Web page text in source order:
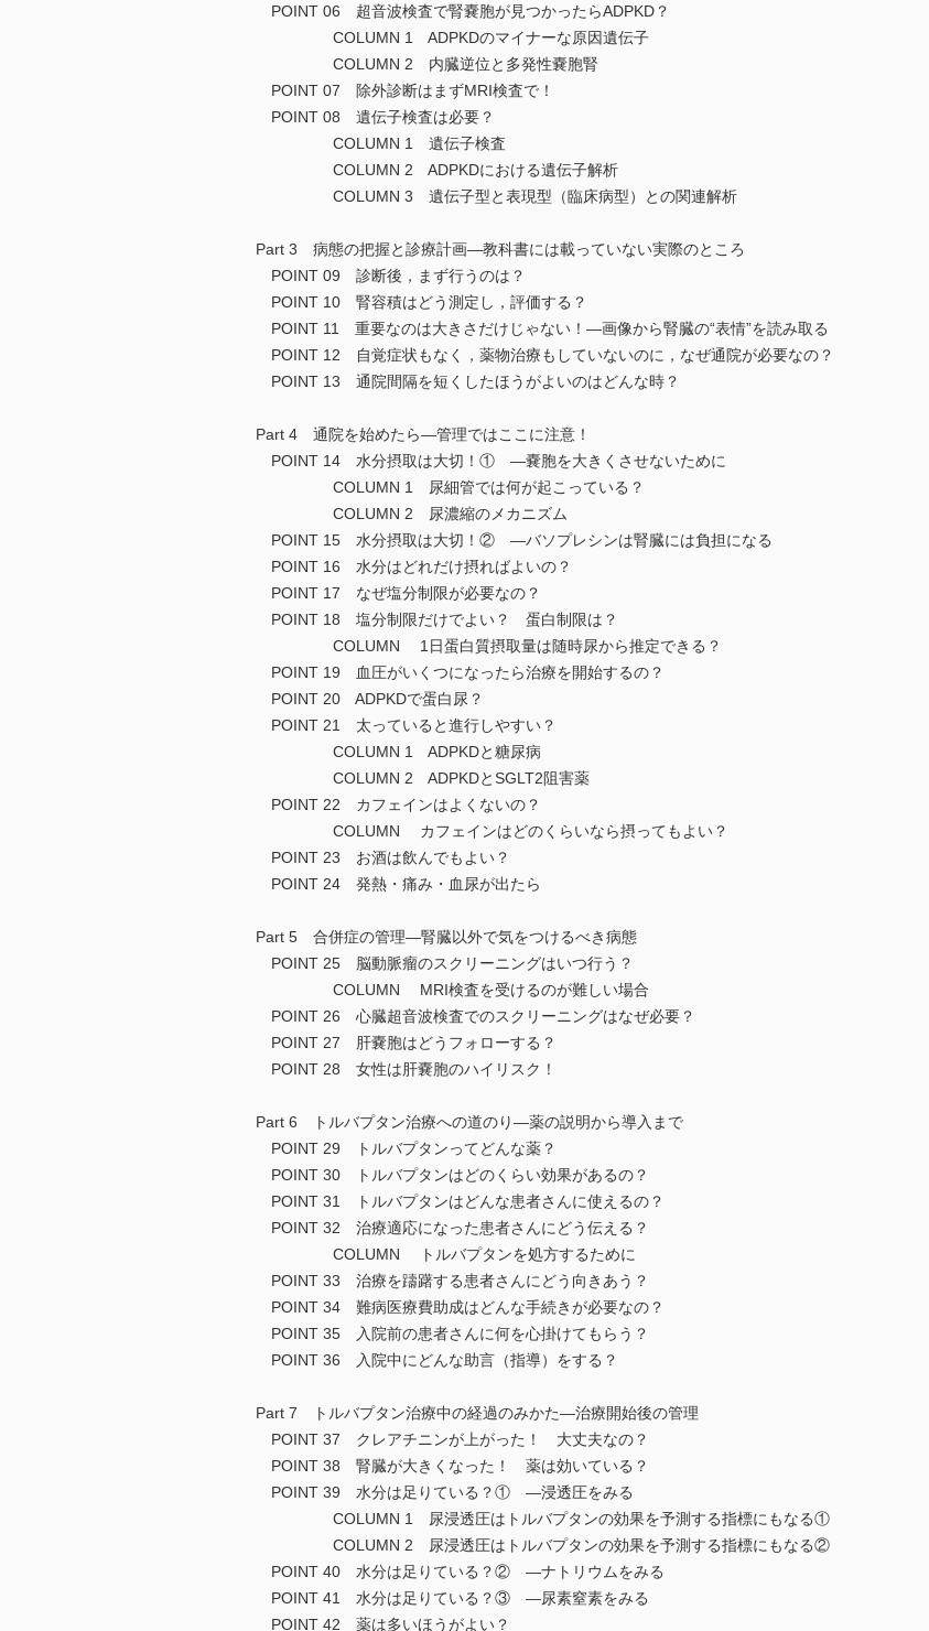
POINT 06 超音波検査で腎嚢胞が見つかったらADPKD？
COLUMN 1 ADPKDのマイナーな原因遺伝子
COLUMN 2 内臓逆位と多発性嚢胞腎
POINT 07 除外診断はまずMRI検査で！
POINT 08 遺伝子検査は必要？
COLUMN 1 遺伝子検査
COLUMN 2 ADPKDにおける遺伝子解析
COLUMN 3 遺伝子型と表現型（臨床病型）との関連解析
Part 3 病態の把握と診療計画―教科書には載っていない実際のところ
POINT 09 診断後，まず行うのは？
POINT 10 腎容積はどう測定し，評価する？
POINT 11 重要なのは大きさだけじゃない！―画像から腎臓の“表情”を読み取る
POINT 12 自覚症状もなく，薬物治療もしていないのに，なぜ通院が必要なの？
POINT 13 通院間隔を短くしたほうがよいのはどんな時？
Part 4 通院を始めたら―管理ではここに注意！
POINT 14 水分摂取は大切！① ―嚢胞を大きくさせないために
COLUMN 1 尿細管では何が起こっている？
COLUMN 2 尿濃縮のメカニズム
POINT 15 水分摂取は大切！② ―バソプレシンは腎臓には負担になる
POINT 16 水分はどれだけ摂ればよいの？
POINT 17 なぜ塩分制限が必要なの？
POINT 18 塩分制限だけでよい？ 蛋白制限は？
COLUMN 1日蛋白質摂取量は随時尿から推定できる？
POINT 19 血圧がいくつになったら治療を開始するの？
POINT 20 ADPKDで蛋白尿？
POINT 21 太っていると進行しやすい？
COLUMN 1 ADPKDと糖尿病
COLUMN 2 ADPKDとSGLT2阻害薬
POINT 22 カフェインはよくないの？
COLUMN カフェインはどのくらいなら摂ってもよい？
POINT 23 お酒は飲んでもよい？
POINT 24 発熱・痛み・血尿が出たら
Part 5 合併症の管理―腎臓以外で気をつけるべき病態
POINT 25 脳動脈瘤のスクリーニングはいつ行う？
COLUMN MRI検査を受けるのが難しい場合
POINT 26 心臓超音波検査でのスクリーニングはなぜ必要？
POINT 27 肝嚢胞はどうフォローする？
POINT 28 女性は肝嚢胞のハイリスク！
Part 6 トルバプタン治療への道のり―薬の説明から導入まで
POINT 29 トルバプタンってどんな薬？
POINT 30 トルバプタンはどのくらい効果があるの？
POINT 31 トルバプタンはどんな患者さんに使えるの？
POINT 32 治療適応になった患者さんにどう伝える？
COLUMN トルバプタンを処方するために
POINT 33 治療を躊躇する患者さんにどう向きあう？
POINT 34 難病医療費助成はどんな手続きが必要なの？
POINT 35 入院前の患者さんに何を心掛けてもらう？
POINT 36 入院中にどんな助言（指導）をする？
Part 7 トルバプタン治療中の経過のみかた―治療開始後の管理
POINT 37 クレアチニンが上がった！ 大丈夫なの？
POINT 38 腎臓が大きくなった！ 薬は効いている？
POINT 39 水分は足りている？① ―浸透圧をみる
COLUMN 1 尿浸透圧はトルバプタンの効果を予測する指標にもなる①
COLUMN 2 尿浸透圧はトルバプタンの効果を予測する指標にもなる②
POINT 40 水分は足りている？② ―ナトリウムをみる
POINT 41 水分は足りている？③ ―尿素窒素をみる
POINT 42 薬は多いほうがよい？